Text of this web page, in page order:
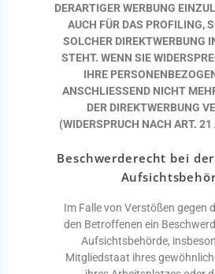
DERARTIGER WERBUNG
AUCH FÜR DAS PROFILING,
SOLCHER DIREKTWERBUNG
STEHT. WENN SIE
IHRE
ANSCHLIESSEND NICHT
DER DIREKTWERBUNG
(WIDERSPRUCH NACH ART.
Beschwerderecht bei
Im Falle von Verstößen gegen
den Betroffenen ein
Aufsichtsbehörde,
Mitgliedstaat ihres